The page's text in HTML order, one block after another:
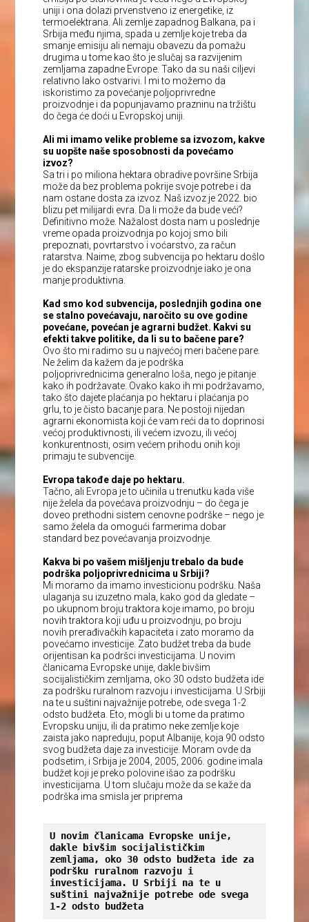
uniji i ona dolazi prvenstveno iz energetike, iz
termoelektrana. Ali zemlje zapadnog Balkana, pa i
Srbija među njima, spada u zemlje koje treba da
smanje emisiju ali nemaju obavezu da pomažu
drugima u tome kao što je slučaj sa razvijenim
zemljama zapadne Evrope. Tako da su naši ciljevi
relativno lako ostvarivi. I mi to možemo da
iskoristimo za povećanje poljoprivredne
proizvodnje i da popunjavamo prazninu na tržištu
do čega će doći u Evropskoj uniji.
Ali mi imamo velike probleme sa izvozom, kakve
su uopšte naše sposobnosti da povećamo
izvoz?
Sa tri i po miliona hektara obradive površine Srbija
može da bez problema pokrije svoje potrebe i da
nam ostane dosta za izvoz. Naš izvoz je 2022. bio
blizu pet milijardi evra. Da li može da bude veći?
Definitivno može. Nažalost dosta nam u poslednje
vreme opada proizvodnja po kojoj smo bili
prepoznati, povrtarstvo i voćarstvo, za račun
ratarstva. Naime, zbog subvencija po hektaru došlo
je do ekspanzije ratarske proizvodnje iako je ona
manje produktivna.
Kad smo kod subvencija, poslednjih godina one
se stalno povećavaju, naročito su ove godine
povećane, povećan je agrarni budžet. Kakvi su
efekti takve politike, da li su to bačene pare?
Ovo što mi radimo su u najvećoj meri bačene pare.
Ne želim da kažem da je podrška
poljoprivrednicima generalno loša, nego je pitanje
kako ih podržavate. Ovako kako ih mi podržavamo,
tako što dajete plaćanja po hektaru i plaćanja po
grlu, to je čisto bacanje para. Ne postoji nijedan
agrarni ekonomista koji će vam reći da to doprinosi
većoj produktivnosti, ili većem izvozu, ili većoj
konkurentnosti, osim većem prihodu onih koji
primaju te subvencije.
Evropa takođe daje po hektaru.
Tačno, ali Evropa je to učinila u trenutku kada više
nije želela da povećava proizvodnju – do čega je
doveo prethodni sistem cenovne podrške – nego je
samo želela da omogući farmerima dobar
standard bez povećavanja proizvodnje.
Kakva bi po vašem mišljenju trebalo da bude
podrška poljoprivrednicima u Srbiji?
Mi moramo da imamo investicionu podršku. Naša
ulaganja su izuzetno mala, kako god da gledate –
po ukupnom broju traktora koje imamo, po broju
novih traktora koji uđu u proizvodnju, po broju
novih prerađivačkih kapaciteta i zato moramo da
povećamo investicije. Zato budžet treba da bude
orijentisan ka podršci investicijama. U novim
članicama Evropske unije, dakle bivšim
socijalističkim zemljama, oko 30 odsto budžeta ide
za podršku ruralnom razvoju i investicijama. U Srbiji
na te u suštini najvažnije potrebe, ode svega 1-2
odsto budžeta. Eto, mogli bi u tome da pratimo
Evropsku uniju, ili da pratimo neke zemlje koje
zaista jako napreduju, poput Albanije, koja 90 odsto
svog budžeta daje za investicije. Moram ovde da
podsetim, i Srbija je 2004, 2005, 2006. godine imala
budžet koji je preko polovine išao za podršku
investicijama. U tom slučaju može da se kaže da
podrška ima smisla jer priprema
U novim članicama Evropske unije,
dakle bivšim socijalističkim
zemljama, oko 30 odsto budžeta ide za
podršku ruralnom razvoju i
investicijama. U Srbiji na te u
suštini najvažnije potrebe ode svega
1-2 odsto budžeta